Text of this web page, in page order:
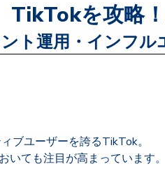
TikTokを攻略！
ト運用・インフ
ブユーザーを誇るTikTok。
いても注目が高まっています。